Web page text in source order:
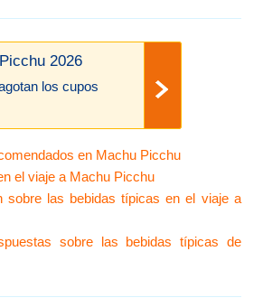
2026
los cupos
en Machu Picchu
el viaje a Machu Picchu
sobre las bebidas típicas en el viaje a
sobre las bebidas típicas de